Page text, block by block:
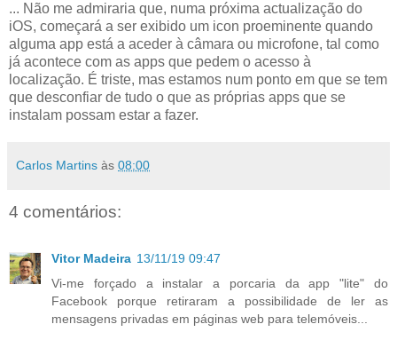
... Não me admiraria que, numa próxima actualização do
iOS, começará a ser exibido um icon proeminente quando
alguma app está a aceder à câmara ou microfone, tal como
já acontece com as apps que pedem o acesso à
localização. É triste, mas estamos num ponto em que se tem
que desconfiar de tudo o que as próprias apps que se
instalam possam estar a fazer.
Carlos Martins às 08:00
4 comentários:
Vitor Madeira 13/11/19 09:47
Vi-me forçado a instalar a porcaria da app "lite" do
Facebook porque retiraram a possibilidade de ler as
mensagens privadas em páginas web para telemóveis...